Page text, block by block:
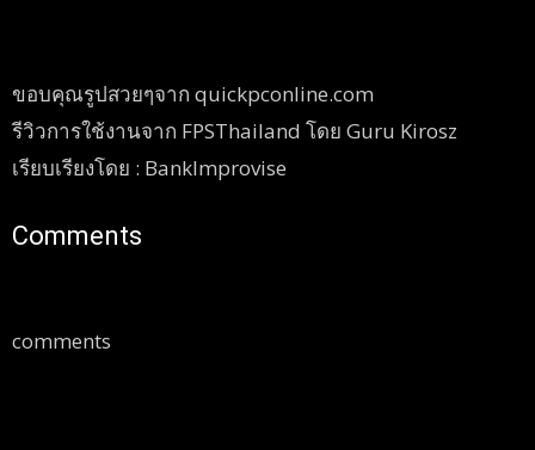
ขอบคุณรูปสวยๆจาก quickpconline.com
รีวิวการใช้งานจาก FPSThailand โดย Guru Kirosz
เรียบเรียงโดย : BankImprovise
Comments
comments